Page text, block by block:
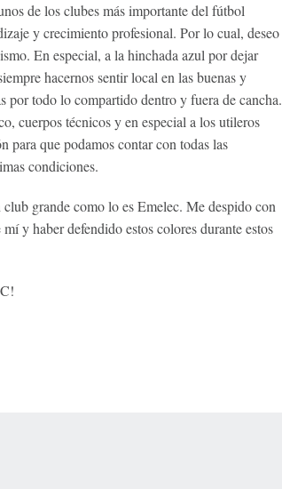
de los clubes más importante del fútbol
y crecimiento profesional. Por lo cual, deseo
En especial, a la hinchada azul por dejar
hacernos sentir local en las buenas y
por todo lo compartido dentro y fuera de cancha.
cuerpos técnicos y en especial a los utileros
para que podamos contar con todas las
condiciones.
grande como lo es Emelec. Me despido con
y haber defendido estos colores durante estos